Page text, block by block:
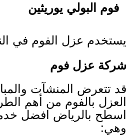
فوم البولي يوريثين
يستخدم عزل الفوم في
شركة عزل فوم
قد تتعرض المنشآت
العزل بالفوم من أهم
اسطح بالرياض افضل
وهي: